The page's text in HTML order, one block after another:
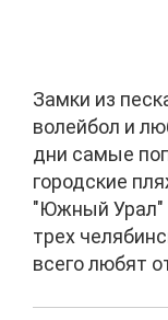
Замки из
волейбол и
дни самые
городские
"Южный Урал"
трех
всего любят